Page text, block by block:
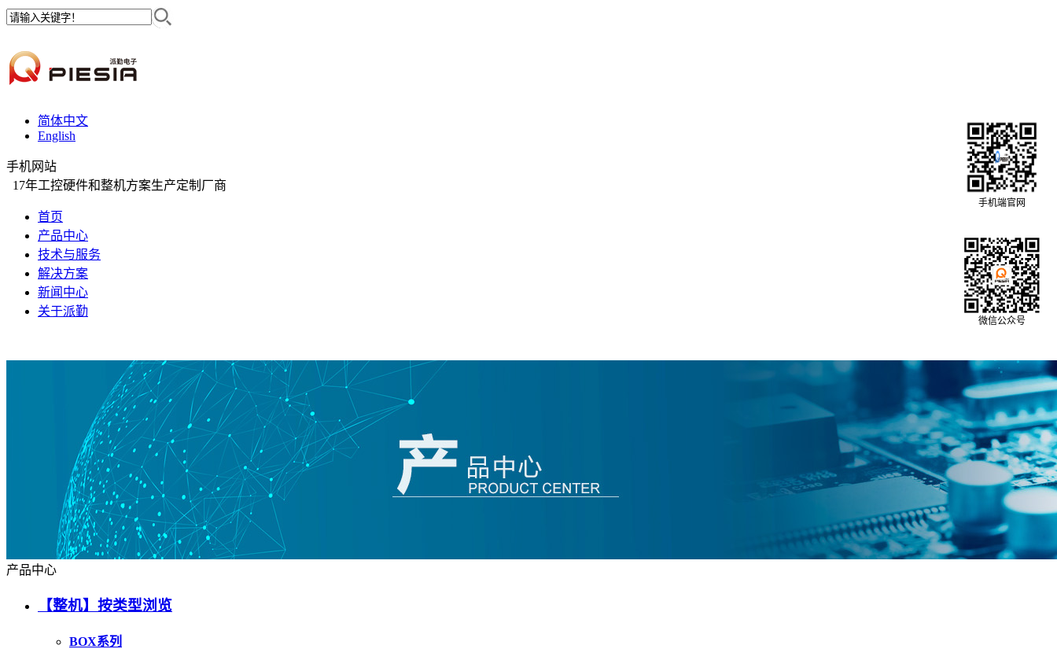
简体中文
English
手机网站
17年工控硬件和整机方案生产定制厂商
首页
产品中心
技术与服务
解决方案
新闻中心
关于派勤
产品中心
【整机】按类型浏览
BOX系列
微信公众号
手机端官网